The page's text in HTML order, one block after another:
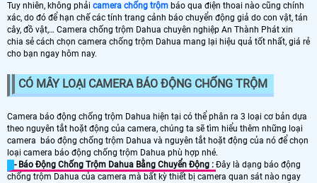
Tuy nhiên, không phải camera chống trộm báo qua điện thoai nào cũng chính
xác, do đó để hạn chế các tính trang cảnh báo chuyển động giả do con vật, tán
cây, đồ vật,… Camera chống trộm Dahua chuyên nghiệp An Thành Phát xin
chia sẻ cách chọn camera chống trộm Dahua mang lại hiệu quả tốt nhất, giá rẻ
cho bạn ngay hôm nay.
CÓ MÂY LOẠI CAMERA BÁO ĐỘNG CHỐNG TRỘM
Camera báo động chống trộm Dahua hiện tại có thể phân ra 3 loại cơ bản dựa
theo nguyên tắt hoặt động của camera, chúng ta sẽ tìm hiểu thêm những loại
camera báo động chống trộm Dahua và nguyên tắt hoặt động của nó để chọn
loại camera báo động chống trộm Dahua phù hợp nhé.
- Báo Động Chống Trộm Dahua Bằng Chuyển Động : Đây là dạng báo động
chống trộm Dahua của camera mà bất kỳ thiết bị camera quan sát nào ngay